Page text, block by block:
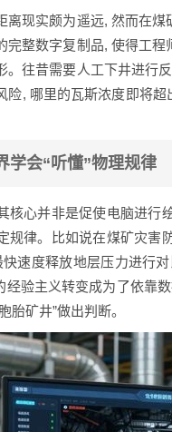
离现实颇为遥远, 然而在
完整数字复制品, 使得工
。往昔需要人工下井进行
险, 哪里的瓦斯浓度即将
学会“听懂”物理规律
核心并非是促使电脑进行
规律。比如说在煤矿灾害
速度释放地层压力进行
经验主义转变成为了依靠
胎矿井”做出判断。